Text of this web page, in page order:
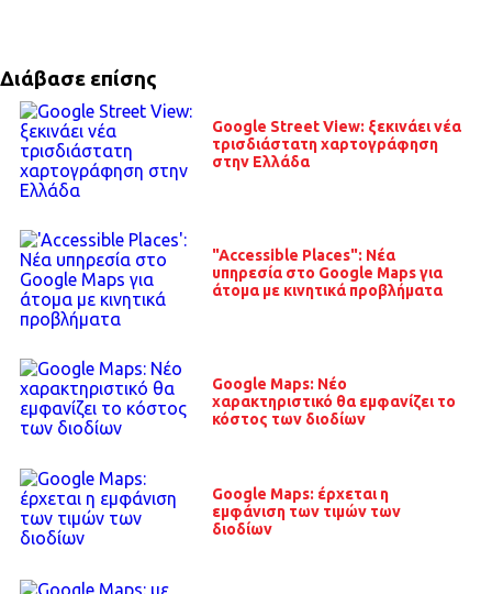
Διάβασε επίσης
Google Street View: ξεκινάει νέα
τρισδιάστατη χαρτογράφηση
στην Ελλάδα
"Accessible Places": Νέα
υπηρεσία στο Google Maps για
άτομα με κινητικά προβλήματα
Google Maps: Νέο
χαρακτηριστικό θα εμφανίζει το
κόστος των διοδίων
Google Maps: έρχεται η
εμφάνιση των τιμών των
διοδίων